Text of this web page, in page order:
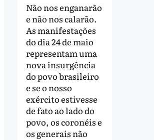
Não nos enganarão
e não nos calarão.
As manifestações
do dia 24 de maio
representam uma
nova insurgência
do povo brasileiro
e se o nosso
exército estivesse
de fato ao lado do
povo, os coronéis e
os generais não